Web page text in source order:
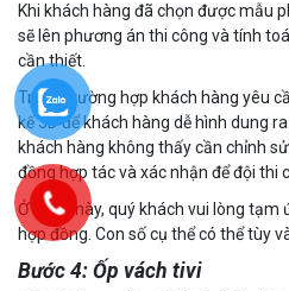
Khi khách hàng đã chọn được mẫu
sẽ lên phương án thi công và tính
cần thiết.
Trong trường hợp khách hàng yêu
kế 3D để khách hàng dễ hình dung
khách hàng không thấy cần chỉnh
đồng hợp tác và xác nhận để đội thi
Ở bước này, quý khách vui lòng
hợp đồng. Con số cụ thể có thể tùy
Bước 4: Ốp vách tivi